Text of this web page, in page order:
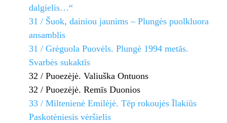
dalgielis…“
31 / Šuok, dainiou jaunims – Plungės puolkluora
ansamblis
31 / Grėguola Puovėls. Plungė 1994 metās.
Svarbės sukaktīs
32 / Puoezėjė. Valiuška Ontuons
32 / Puoezėjė. Remīs Duonios
33 / Miltenienė Emilėjė. Tēp rokoujės Īlakiūs
Paskotėniesis vėršielis